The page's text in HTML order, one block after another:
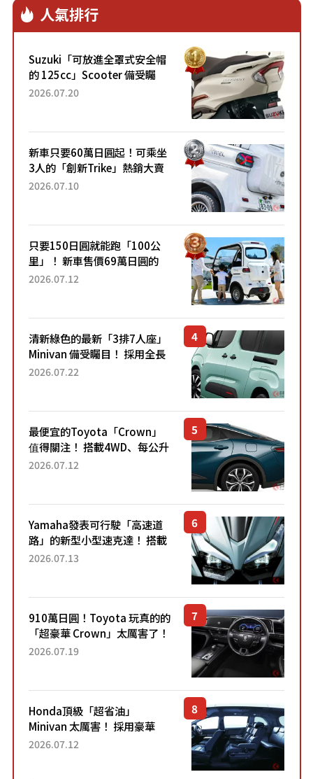
人氣排行
Suzuki「可放進全罩式安全帽
的 125cc」Scooter 備受矚
目！採用全新流線設計與各項
2026.07.20
新車只要60萬日圓起！可乘坐
3人的「創新Trike」熱銷大賣
成為人氣車款！「養車成本真
2026.07.10
只要150日圓就能跑「100公
里」！ 新車售價69萬日圓的
「3人座」Trike大受歡迎！ 順
2026.07.12
清新綠色的最新「3排7人座」
Minivan 備受矚目！ 採用全長
4.7公尺剛剛好的車身尺寸與
2026.07.22
最便宜的Toyota「Crown」
值得關注！ 搭載4WD、每公升
22.4公里低油耗表現超亮眼！
2026.07.12
Yamaha發表可行駛「高速道
路」的新型小型速克達！ 搭載
能享受超強勁「渦輪感」的動
2026.07.13
910萬日圓！Toyota 玩真的的
「超豪華 Crown」太厲害了！
採用由「匠人技藝」打造的
2026.07.19
Honda頂級「超省油」
Minivan 太厲害！ 採用豪華
「真皮座椅」與專屬「黑色內
2026.07.12